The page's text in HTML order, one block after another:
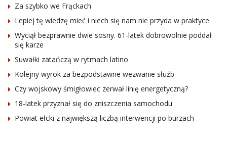
Za szybko we Frąckach
Lepiej tę wiedzę mieć i niech się nam nie przyda w praktyce
Wyciął bezprawnie dwie sosny. 61-latek dobrowolnie poddał
się karze
Suwałki zatańczą w rytmach latino
Kolejny wyrok za bezpodstawne wezwanie służb
Czy wojskowy śmigłowiec zerwał linię energetyczną?
18-latek przyznał się do zniszczenia samochodu
Powiat ełcki z największą liczbą interwencji po burzach